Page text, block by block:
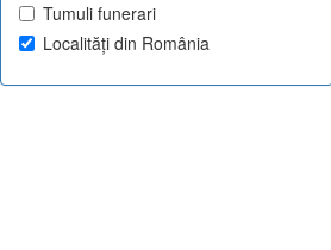
Tumuli funerari
Localități din România